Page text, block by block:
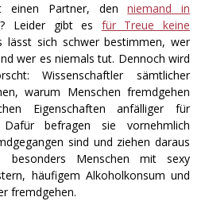
einen Partner, denniemand in
? Leider gibt es für Treue keine
lässt sich schwer bestimmen, wer
wer es niemals tut. Dennoch wird
Wissenschaftler sämtlicher
warum Menschen fremdgehen
Eigenschaften anfälliger für
Dafür befragen sie vornehmlich
sind und ziehen daraus
besonders Menschen mit sexy
häufigem Alkoholkonsum und
fremdgehen.